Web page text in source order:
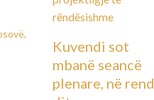
,
Kuvendi sot
mbanë seancë
plenare, në rend